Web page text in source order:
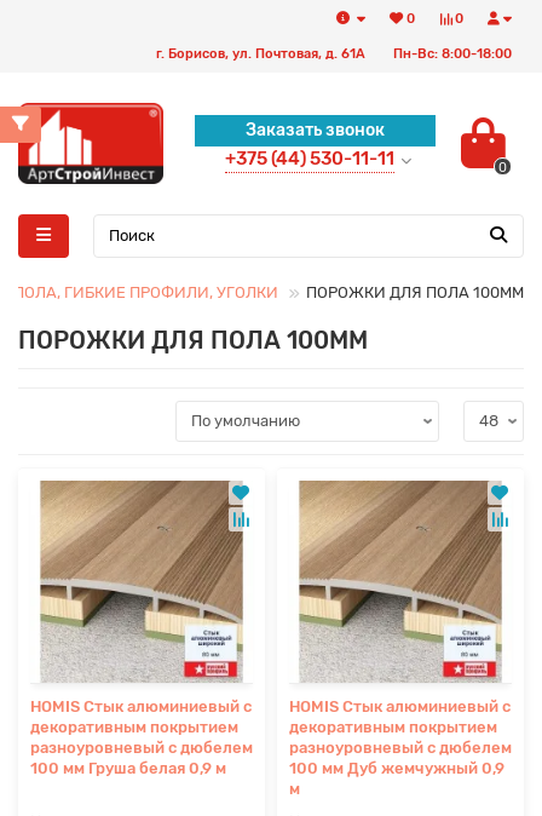
0
0
г. Борисов, ул. Почтовая, д. 61А Пн-Вс: 8:00-18:00
Заказать звонок
+375 (44) 530-11-11 0
ПОЛА, ГИБКИЕ ПРОФИЛИ, УГОЛКИ ПОРОЖКИ ДЛЯ ПОЛА 100ММ
ПОРОЖКИ ДЛЯ ПОЛА 100ММ
HOMIS Стык алюминиевый с
декоративным покрытием
разноуровневый с дюбелем
100 мм Груша белая 0,9 м
HOMIS Стык алюминиевый с
декоративным покрытием
разноуровневый с дюбелем
100 мм Дуб жемчужный 0,9
м